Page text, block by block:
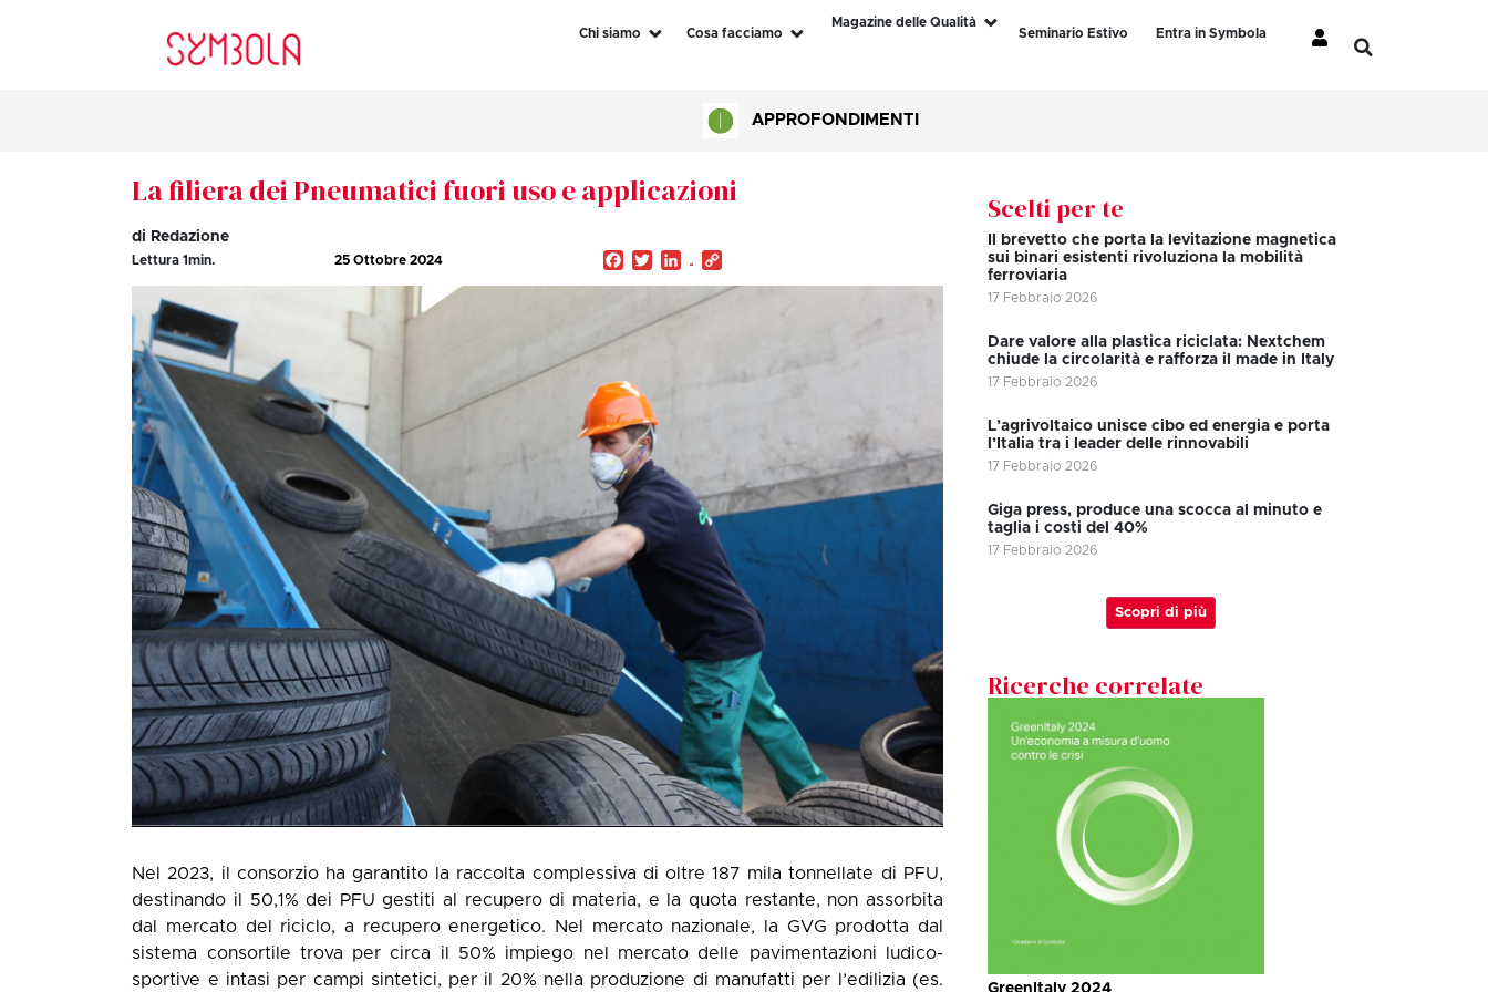
Chi siamo Cosa facciamo
Magazine delle Qualità
Seminario Estivo
Entra in Symbola
APPROFONDIMENTI
La filiera dei Pneumatici fuori uso e applicazioni
di Redazione
Lettura1min. 25 Ottobre 2024 Facebook
TwitterLinkedIn
Nel 2023, il consorzio ha garantito la raccolta complessiva di oltre 187 mila tonnellate di PFU,
destinando il 50,1% dei PFU gestiti al recupero di materia, e la quota restante, non assorbita
dal mercato del riciclo, a recupero energetico. Nel mercato nazionale, la GVG prodotta dal
sistema consortile trova per circa il 50% impiego nel mercato delle pavimentazioni ludico-
sportive e intasi per campi sintetici, per il 20% nella produzione di manufatti per l’edilizia (es.
Scelti per te
Il brevetto che porta la levitazione magnetica
sui binari esistenti rivoluziona la mobilità
ferroviaria
17 Febbraio 2026
Dare valore alla plastica riciclata: Nextchem
chiude la circolarità e rafforza il made in Italy
17 Febbraio 2026
L’agrivoltaico unisce cibo ed energia e porta
l’Italia tra i leader delle rinnovabili
17 Febbraio 2026
Giga press, produce una scocca al minuto e
taglia i costi del 40%
17 Febbraio 2026
Scopri di più
Ricerche correlate
GreenItaly 2024